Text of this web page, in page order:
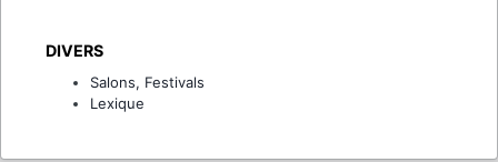
DIVERS
Salons, Festivals
Lexique